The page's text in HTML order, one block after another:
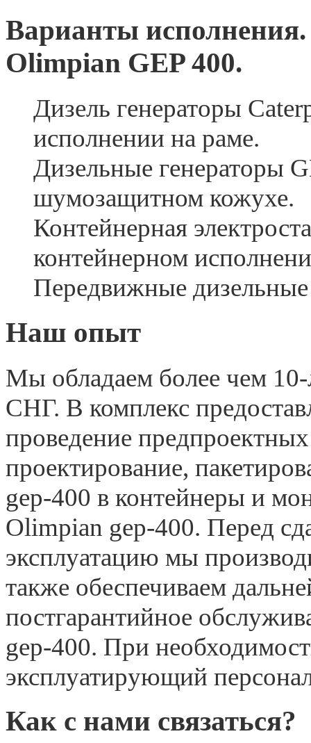
Варианты
Olimpian GEP 400.
Дизель генераторы
исполнении на раме.
Дизельные генераторы
шумозащитном кожухе.
Контейнерная
контейнерном
Передвижные
Наш опыт
Мы обладаем более чем
СНГ. В комплекс
проведение
проектирование,
gep-400 в контейнеры и
Olimpian gep-400. Перед
эксплуатацию мы
также обеспечиваем
постгарантийное
gep-400. При
эксплуатирующий
Как с нами связаться?